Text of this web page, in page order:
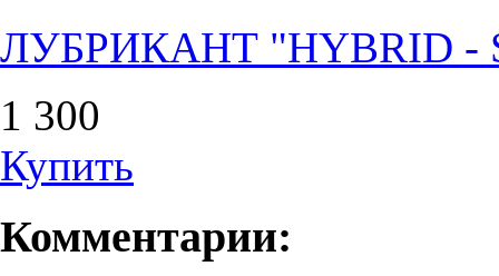
ЛУБРИКАНТ "HYBRID -
1 300
Купить
Комментарии: